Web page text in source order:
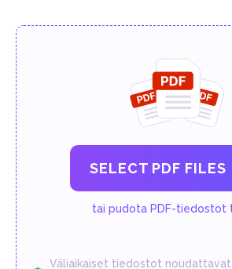
SELECT PDF FILES
tai pudota PDF-tiedostot
Väliaikaiset tiedostot